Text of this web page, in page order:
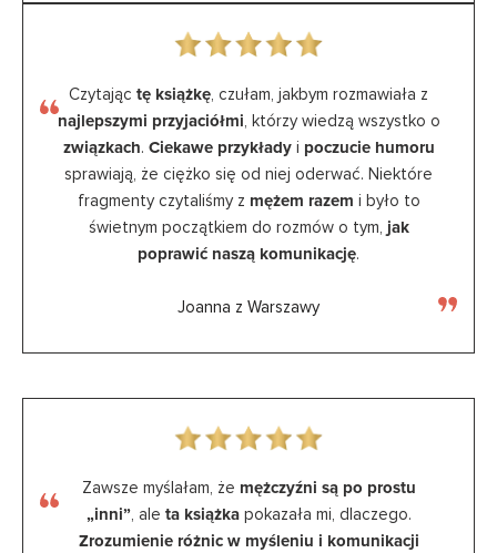
Czytając tę książkę, czułam, jakbym rozmawiała z
najlepszymi przyjaciółmi, którzy wiedzą wszystko o
związkach. Ciekawe przykładyi poczucie humoru
sprawiają, że ciężko się od niej oderwać. Niektóre
fragmenty czytaliśmy z mężem razem i było to
świetnym początkiem do rozmów o tym, jak
poprawić naszą komunikację.
Joanna z Warszawy
Zawsze myślałam, że mężczyźni są po prostu
„inni”, ale ta książkapokazała mi, dlaczego.
Zrozumienie różnic w myśleniu i komunikacji